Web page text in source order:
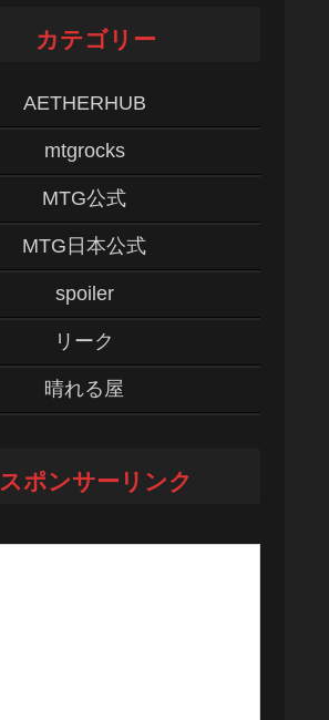
カテゴリー
AETHERHUB
mtgrocks
MTG公式
MTG日本公式
spoiler
リーク
晴れる屋
スポンサーリンク